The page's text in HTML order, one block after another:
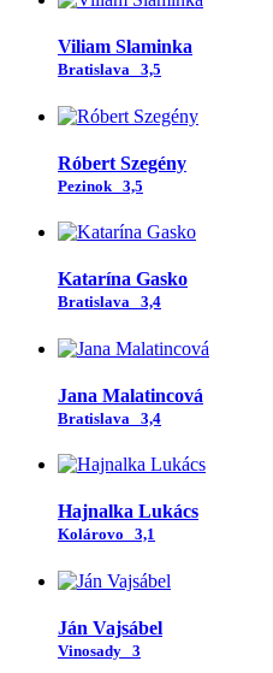
Viliam Slaminka
Bratislava 3,5
Róbert Szegény
Pezinok 3,5
Katarína Gasko
Bratislava 3,4
Jana Malatincová
Bratislava 3,4
Hajnalka Lukács
Kolárovo 3,1
Ján Vajsábel
Vinosady 3